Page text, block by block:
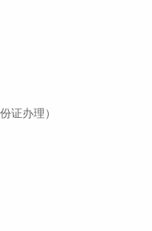
证办理）